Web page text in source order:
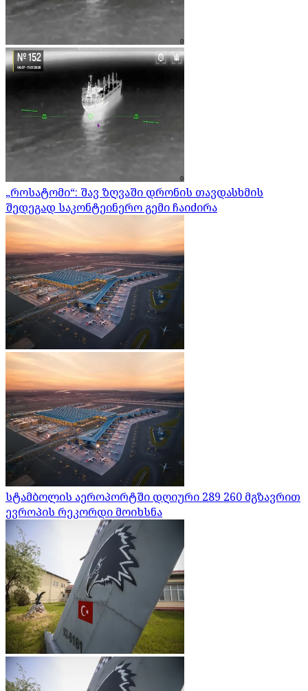
„როსატომი“: შავ ზღვაში დრონის თავდასხმის
შედეგად საკონტეინერო გემი ჩაიძირა
სტამბოლის აეროპორტში დღიური 289 260 მგზავრით
ევროპის რეკორდი მოიხსნა